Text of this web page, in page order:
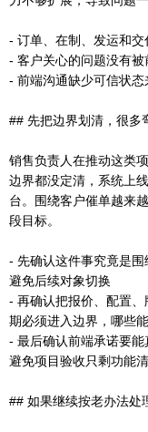
- 订单、在制、发运和
- 客户关心的问题没有
- 前端沟通缺少可信状
## 先把边界划清，很多
销售负责人在推动这类
边界都没定清，系统上
台。围绕客户催单越来
段目标。
- 先确认这件事究竟是围
避免后续对象切换
- 再确认把报价、配置
期必须进入边界，哪些
- 最后确认前端承诺要能
避免项目验收只剩功能
## 如果继续按老办法处